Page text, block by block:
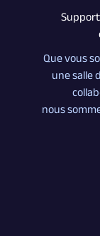
Que vous
une salle
nous